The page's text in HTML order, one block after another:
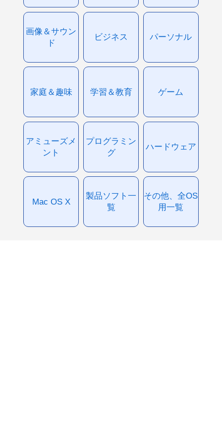
画像＆サウン
ド
ビジネス パーソナル
家庭＆趣味 学習＆教育 ゲーム
アミューズメ
ント
プログラミン
グ
ハードウェア
Mac OS X
製品ソフト一
覧
その他、全OS
用一覧